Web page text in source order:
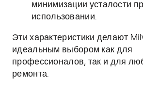
минимизации усталости
использовании.
Эти характеристики делают
идеальным выбором как для
профессионалов, так и для
ремонта.